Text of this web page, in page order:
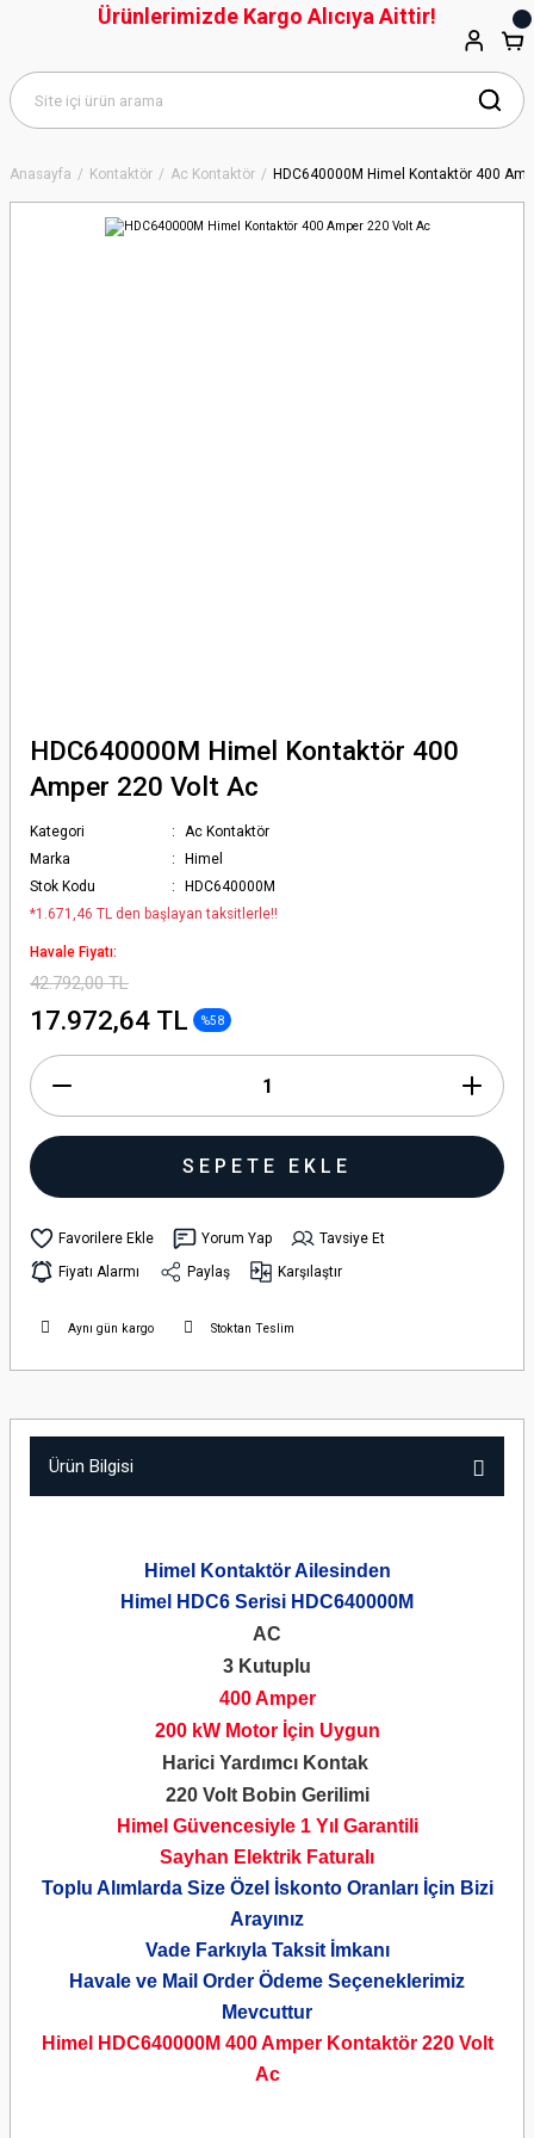
Anasayfa Kontaktör Ac Kontaktör HDC640000M Himel Kontaktör 400
HDC640000M Himel Kontaktör 400
Amper 220 Volt Ac
Kategori
Ac Kontaktör
Marka
Himel
Stok Kodu
HDC640000M
*1.671,46 TL den başlayan taksitlerle!!
Havale Fiyatı:
42.792,00 TL
17.972,64 TL %58
SEPETE EKLE
Yorum Yap
Tavsiye Et
Fiyatı Alarmı
Paylaş Karşılaştır
Aynı gün kargo Stoktan Teslim
Ürün Bilgisi
Himel Kontaktör Ailesinden
Himel HDC6 Serisi HDC640000M
AC
3 Kutuplu
400 Amper
200 kW Motor İçin Uygun
Harici Yardımcı Kontak
220 Volt Bobin Gerilimi
Himel Güvencesiyle 1 Yıl Garantili
Sayhan Elektrik Faturalı
Toplu Alımlarda Size Özel İskonto Oranları İçin Bizi
Arayınız
Vade Farkıyla Taksit İmkanı
Havale ve Mail Order Ödeme Seçeneklerimiz
Mevcuttur
Himel HDC640000M 400 Amper Kontaktör 220 Volt
Ac
Ürünlerimizde Kargo Alıcıya Aittir!